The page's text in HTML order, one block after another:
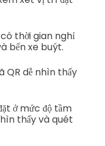
thời gian nghỉ
bến xe buýt.
QR dễ nhìn thấy
ở mức độ tầm
thấy và quét